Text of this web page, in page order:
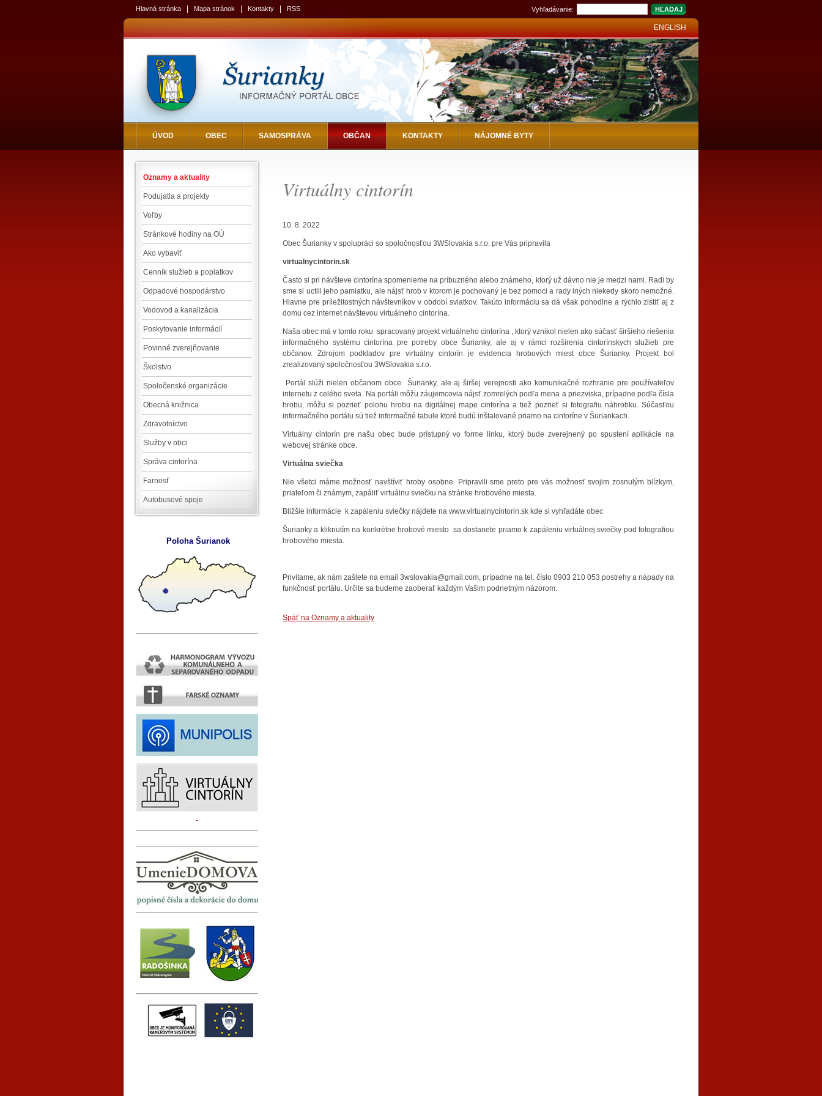
Hlavná stránka Mapa stránok Kontakty RSS Vyhľadávanie:
ENGLISH
ÚVOD OBEC SAMOSPRÁVA OBČAN KONTAKTY NÁJOMNÉ BYTY
Oznamy a aktuality
Podujatia a projekty
Voľby
Stránkové hodiny na OÚ
Ako vybaviť
Cenník služieb a poplatkov
Odpadové hospodárstvo
Vodovod a kanalizácia
Poskytovanie informácií
Povinné zverejňovanie
Školstvo
Spoločenské organizácie
Obecná knižnica
Zdravotníctvo
Služby v obci
Správa cintorína
Farnosť
Autobusové spoje
Poloha Šurianok
Virtuálny cintorín
10. 8. 2022
Obec Šurianky v spolupráci so spoločnosťou 3WSlovakia s.r.o. pre Vás pripravila
virtualnycintorin.sk
Často si pri návšteve cintorína spomenieme na príbuzného alebo známeho, ktorý už dávno nie je medzi nami. Radi by
sme si uctili jeho pamiatku, ale nájsť hrob v ktorom je pochovaný je bez pomoci a rady iných niekedy skoro nemožné.
Hlavne pre príležitostných návštevníkov v období sviatkov. Takúto informáciu sa dá však pohodlne a rýchlo zistiť aj z
domu cez internet návštevou virtuálneho cintorína.
Naša obec má v tomto roku spracovaný projekt virtuálneho cintorína , ktorý vznikol nielen ako súčasť širšieho riešenia
informačného systému cintorína pre potreby obce Šurianky, ale aj v rámci rozšírenia cintorínskych služieb pre
občanov. Zdrojom podkladov pre virtuálny cintorín je evidencia hrobových miest obce Šurianky. Projekt bol
zrealizovaný spoločnosťou 3WSlovakia s.r.o.
Portál slúži nielen občanom obce Šurianky, ale aj širšej verejnosti ako komunikačné rozhranie pre používateľov
internetu z celého sveta. Na portáli môžu záujemcovia nájsť zomrelých podľa mena a priezviska, prípadne podľa čísla
hrobu, môžu si pozrieť polohu hrobu na digitálnej mape cintorína a tiež pozrieť si fotografiu náhrobku. Súčasťou
informačného portálu sú tiež informačné tabule ktoré budú inštalované priamo na cintoríne v Šuriankach.
Virtuálny cintorín pre našu obec bude prístupný vo forme linku, ktorý bude zverejnený po spustení aplikácie na
webovej stránke obce.
Virtuálna sviečka
Nie všetci máme možnosť navštíviť hroby osobne. Pripravili sme preto pre vás možnosť svojim zosnulým blízkym,
priateľom či známym, zapáliť virtuálnu sviečku na stránke hrobového miesta.
Bližšie informácie k zapáleniu sviečky nájdete na www.virtualnycintorin.sk kde si vyhľadáte obec
Šurianky a kliknutím na konkrétne hrobové miesto sa dostanete priamo k zapáleniu virtuálnej sviečky pod fotografiou
hrobového miesta.
Privítame, ak nám zašlete na email 3wslovakia@gmail.com, prípadne na tel. číslo 0903 210 053 postrehy a nápady na
funkčnosť portálu. Určite sa budeme zaoberať každým Vašim podnetným názorom.
Späť na Oznamy a aktuality